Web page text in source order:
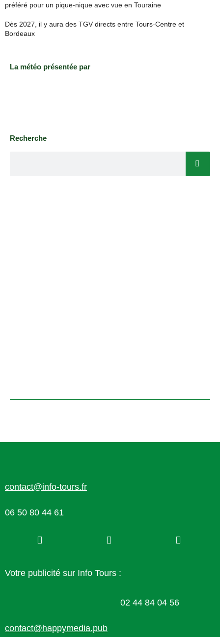
préféré pour un pique-nique avec vue en Touraine
Dès 2027, il y aura des TGV directs entre Tours-Centre et
Bordeaux
La météo présentée par
Recherche
contact@info-tours.fr
06 50 80 44 61
Votre publicité sur Info Tours :
02 44 84 04 56
contact@happymedia.pub